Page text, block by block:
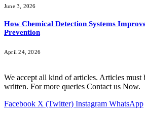
June 3, 2026
How Chemical Detection Systems
Prevention
April 24, 2026
We accept all kind of articles. Articles must
written. For more queries Contact us Now.
Facebook X (Twitter) Instagram WhatsApp